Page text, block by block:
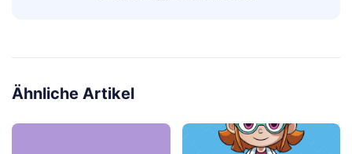
Ähnliche Artikel